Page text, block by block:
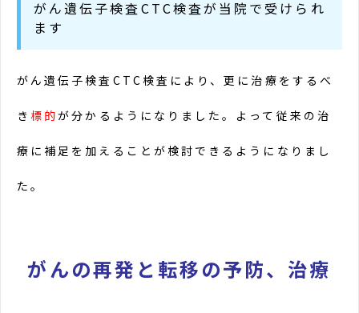
がん遺伝子検査CTC検査が当院で受けられ
ます
がん遺伝子検査CTC検査により、更に治療をするべ
き標的が分かるようになりました。よって従来の治
療に補足を加えることが検討できるようになりまし
た。
がんの再発と転移の予防、治療